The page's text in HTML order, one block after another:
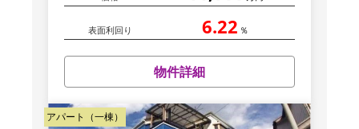
表面利回り 6.22 ％
物件詳細
アパート（一棟）